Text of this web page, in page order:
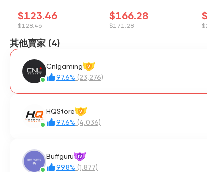
$123.46
$128.46
$166.28
$171.28
其他賣家 (4)
Cnlgaming V
97.6% (23,276)
HQStore V
97.6% (4,036)
Buffguru IV
99.8% (1,877)